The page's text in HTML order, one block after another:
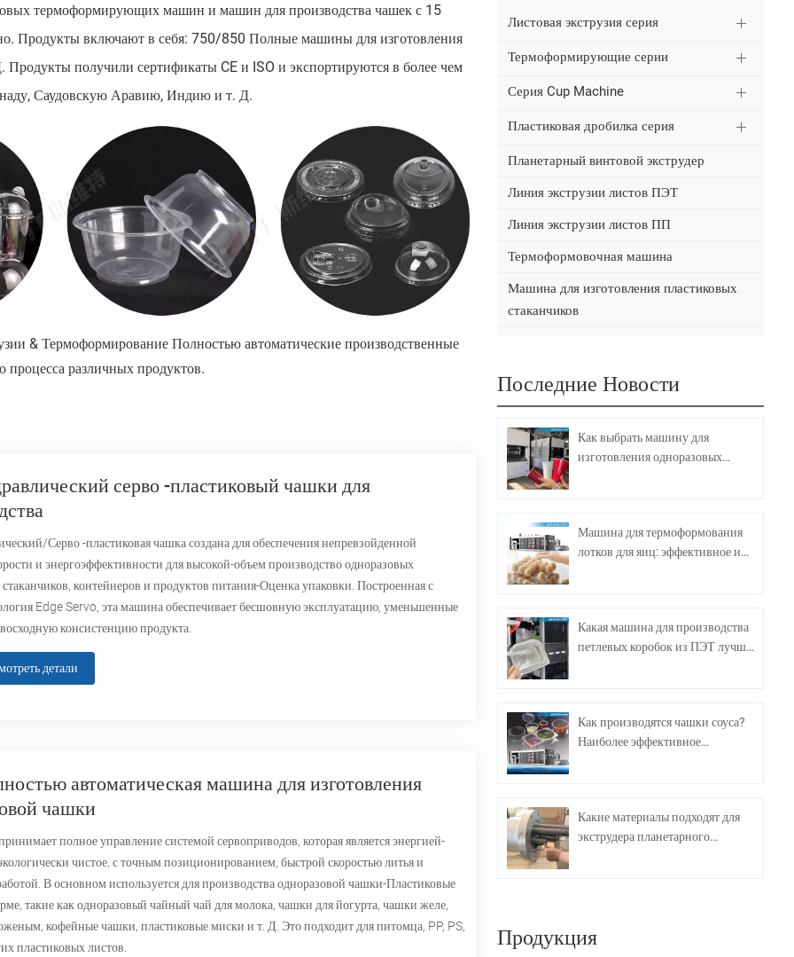
термоформирующих машин и машин для производства чашек с 15
Продукты включают в себя: 750/850 Полные машины для изготовления
Продукты получили сертификаты CE и ISO и экспортируются в более чем
Саудовскую Аравию, Индию и т. Д.
& Термоформирование Полностью автоматические производственные
процесса различных продуктов.
серво -пластиковый чашки для
Серво -пластиковая чашка создана для обеспечения непревзойденной
и энергоэффективности для высокой-объем производство одноразовых
контейнеров и продуктов питания-Оценка упаковки. Построенная с
Edge Servo, эта машина обеспечивает бесшовную эксплуатацию, уменьшенные
консистенцию продукта.
детали
автоматическая машина для изготовления
чашки
полное управление системой сервоприводов, которая является энергией-
чистое, с точным позиционированием, быстрой скоростью литья и
В основном используется для производства одноразовой чашки-Пластиковые
такие как одноразовый чайный чай для молока, чашки для йогурта, чашки желе,
кофейные чашки, пластиковые миски и т. Д. Это подходит для питомца, PP, PS,
пластиковых листов.
Листовая экструзия серия
Термоформирующие серии
Серия Cup Machine
Пластиковая дробилка серия
Планетарный винтовой экструдер
Линия экструзии листов ПЭТ
Линия экструзии листов ПП
Термоформовочная машина
Машина для изготовления пластиковых
стаканчиков
Последние Новости
Как выбрать машину для
изготовления одноразовых
Машина для термоформования
лотков для яиц: эффективное и
упаковки яиц.
Какая машина для производства
петлевых коробок из ПЭТ лучше
производства?
Как производятся чашки соуса?
Наиболее эффективное
Какие материалы подходят для
экструдера планетарного
Продукция